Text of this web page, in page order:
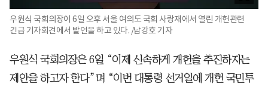
우원식 국회의장이 6일 오후 서울 여의도 국회 사랑재에서 열린 개헌관련
긴급 기자회견에서 발언을 하고 있다. /남강호 기자
우원식 국회의장은 6일 “이제 신속하게 개헌을 추진하자는
제안을 하고자 한다”며 “이번 대통령 선거일에 개헌 국민투